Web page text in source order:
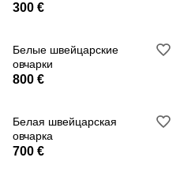
300 €
Белые швейцарские
овчарки
800 €
Белая швейцарская
овчарка
700 €